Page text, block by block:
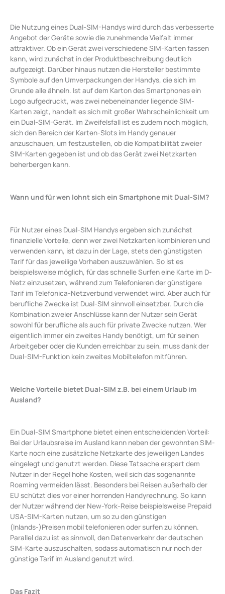
Die Nutzung eines Dual-SIM-Handys wird durch das verbesserte
Angebot der Geräte sowie die zunehmende Vielfalt immer
attraktiver. Ob ein Gerät zwei verschiedene SIM-Karten fassen
kann, wird zunächst in der Produktbeschreibung deutlich
aufgezeigt. Darüber hinaus nutzen die Hersteller bestimmte
Symbole auf den Umverpackungen der Handys, die sich im
Grunde alle ähneln. Ist auf dem Karton des Smartphones ein
Logo aufgedruckt, was zwei nebeneinander liegende SIM-
Karten zeigt, handelt es sich mit großer Wahrscheinlichkeit um
ein Dual-SIM-Gerät. Im Zweifelsfall ist es zudem noch möglich,
sich den Bereich der Karten-Slots im Handy genauer
anzuschauen, um festzustellen, ob die Kompatibilität zweier
SIM-Karten gegeben ist und ob das Gerät zwei Netzkarten
beherbergen kann.
Wann und für wen lohnt sich ein Smartphone mit Dual-SIM?
Für Nutzer eines Dual-SIM Handys ergeben sich zunächst
finanzielle Vorteile, denn wer zwei Netzkarten kombinieren und
verwenden kann, ist dazu in der Lage, stets den günstigsten
Tarif für das jeweilige Vorhaben auszuwählen. So ist es
beispielsweise möglich, für das schnelle Surfen eine Karte im D-
Netz einzusetzen, während zum Telefonieren der günstigere
Tarif im Telefonica-Netzverbund verwendet wird. Aber auch für
berufliche Zwecke ist Dual-SIM sinnvoll einsetzbar. Durch die
Kombination zweier Anschlüsse kann der Nutzer sein Gerät
sowohl für berufliche als auch für private Zwecke nutzen. Wer
eigentlich immer ein zweites Handy benötigt, um für seinen
Arbeitgeber oder die Kunden erreichbar zu sein, muss dank der
Dual-SIM-Funktion kein zweites Mobiltelefon mitführen.
Welche Vorteile bietet Dual-SIM z.B. bei einem Urlaub im
Ausland?
Ein Dual-SIM Smartphone bietet einen entscheidenden Vorteil:
Bei der Urlaubsreise im Ausland kann neben der gewohnten SIM-
Karte noch eine zusätzliche Netzkarte des jeweiligen Landes
eingelegt und genutzt werden. Diese Tatsache erspart dem
Nutzer in der Regel hohe Kosten, weil sich das sogenannte
Roaming vermeiden lässt. Besonders bei Reisen außerhalb der
EU schützt dies vor einer horrenden Handyrechnung. So kann
der Nutzer während der New-York-Reise beispielsweise Prepaid
USA-SIM-Karten nutzen, um so zu den günstigen
(Inlands-)Preisen mobil telefonieren oder surfen zu können.
Parallel dazu ist es sinnvoll, den Datenverkehr der deutschen
SIM-Karte auszuschalten, sodass automatisch nur noch der
günstige Tarif im Ausland genutzt wird.
Das Fazit